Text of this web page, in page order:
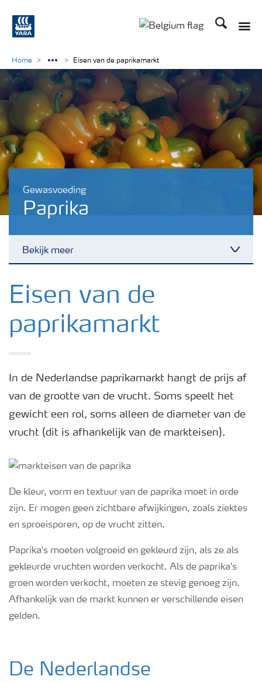
Zoek op
Gewasvoeding
Paprika
Bekijk meer
Nieuwsbrieven
Gewassen
Toolbox
Grow the future
Meststoffen veiligheid
Podcasts
Webinars
Home Eisen van de paprikamarkt
Eisen van de
paprikamarkt
In de Nederlandse paprikamarkt hangt de prijs af
van de grootte van de vrucht. Soms speelt het
gewicht een rol, soms alleen de diameter van de
vrucht (dit is afhankelijk van de markteisen).
De kleur, vorm en textuur van de paprika moet in orde
zijn. Er mogen geen zichtbare afwijkingen, zoals ziektes
en sproeisporen, op de vrucht zitten.
Paprika's moeten volgroeid en gekleurd zijn, als ze als
gekleurde vruchten worden verkocht. Als de paprika's
groen worden verkocht, moeten ze stevig genoeg zijn.
Afhankelijk van de markt kunnen er verschillende eisen
gelden.
De Nederlandse